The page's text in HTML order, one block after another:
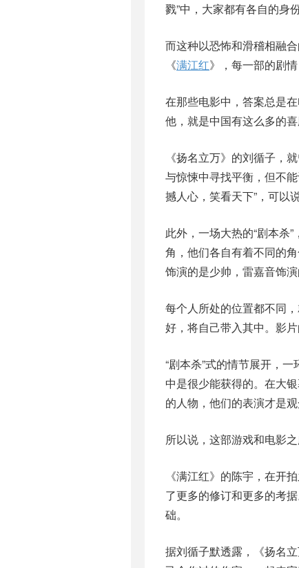
戮”中，大家都有各自的身
而这种以恐怖和滑稽相融
《满江红》，每一部的剧
在那些电影中，答案总是
他，就是中国有这么多的
《扬名立万》的刘循子，
与惊悚中寻找平衡，但不
撼人心，笑看天下”，可以
此外，一场大热的“剧本杀
角，他们各自有着不同的
饰演的是少帅，雷嘉音饰
每个人所处的位置都不同
好，将自己带入其中。影
“剧本杀”式的情节展开，
中是很少能获得的。在大
的人物，他们的表演才是观
所以说，这部游戏和电影
《满江红》的陈宇，在开
了更多的修订和更多的考
础。
据刘循子默透露，《扬名